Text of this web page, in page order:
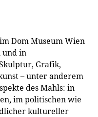
Dom Museum Wien
und in
Grafik,
– unter anderem
des Mahls: in
im politischen wie
kultureller